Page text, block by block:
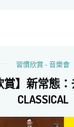
習慣欣賞 - 音樂會
賞】新常態
CLASSICAL